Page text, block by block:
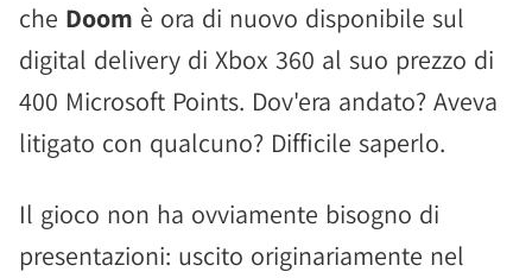
che Doom è ora di nuovo disponibile sul
digital delivery di Xbox 360 al suo prezzo di
400 Microsoft Points. Dov'era andato? Aveva
litigato con qualcuno? Difficile saperlo.
Il gioco non ha ovviamente bisogno di
presentazioni: uscito originariamente nel